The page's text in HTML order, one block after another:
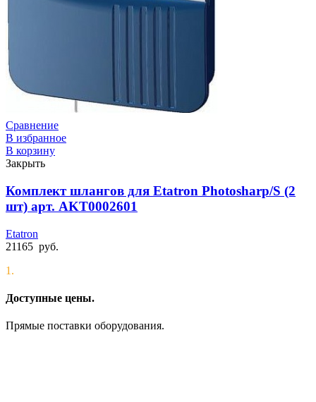
Сравнение
В избранное
В корзину
Закрыть
Комплект шлангов для Etatron Photosharp/S (2
шт) арт. AKT0002601
Etatron
21165 руб.
1.
Доступные цены.
Прямые поставки оборудования.